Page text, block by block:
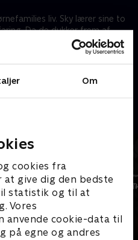
Om
cookies fra
give dig den bedste
statistik og til at
Vores
anvende cookie-data til
på egne og andres
liv. Sky lærer sine to
Da de dukker frem af
men farlig verden.
tilkøb